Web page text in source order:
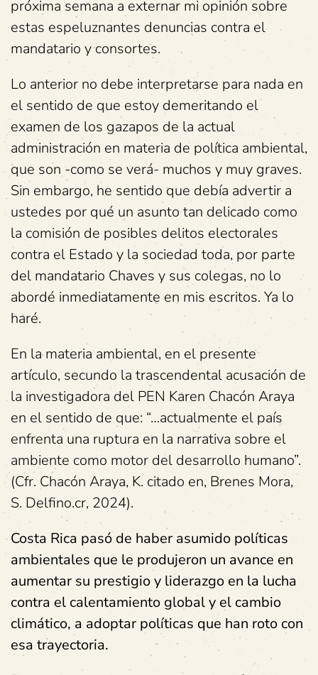
próxima semana a externar mi opinión sobre
estas espeluznantes denuncias contra el
mandatario y consortes.
Lo anterior no debe interpretarse para nada en
el sentido de que estoy demeritando el
examen de los gazapos de la actual
administración en materia de política ambiental,
que son -como se verá- muchos y muy graves.
Sin embargo, he sentido que debía advertir a
ustedes por qué un asunto tan delicado como
la comisión de posibles delitos electorales
contra el Estado y la sociedad toda, por parte
del mandatario Chaves y sus colegas, no lo
abordé inmediatamente en mis escritos. Ya lo
haré.
En la materia ambiental, en el presente
artículo, secundo la trascendental acusación de
la investigadora del PEN Karen Chacón Araya
en el sentido de que: “…actualmente el país
enfrenta una ruptura en la narrativa sobre el
ambiente como motor del desarrollo humano”.
(Cfr. Chacón Araya, K. citado en, Brenes Mora,
S. Delfino.cr, 2024).
Costa Rica pasó de haber asumido políticas
ambientales que le produjeron un avance en
aumentar su prestigio y liderazgo en la lucha
contra el calentamiento global y el cambio
climático, a adoptar políticas que han roto con
esa trayectoria.